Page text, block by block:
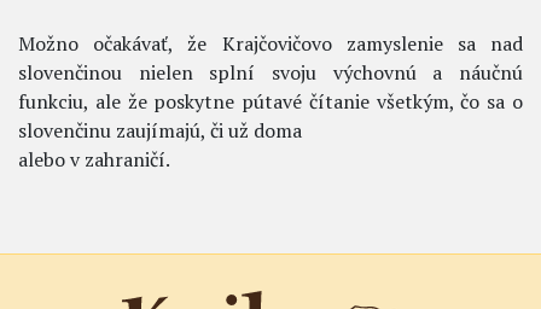
Možno očakávať, že Krajčovičovo zamyslenie sa nad
slovenčinou nielen splní svoju výchovnú a náučnú
funkciu, ale že poskytne pútavé čítanie všetkým, čo sa o
slovenčinu zaujímajú, či už doma
alebo v zahraničí.